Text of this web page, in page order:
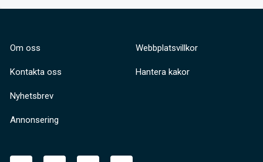
Om oss
Kontakta oss
Nyhetsbrev
Annonsering
Webbplatsvillkor
Hantera kakor